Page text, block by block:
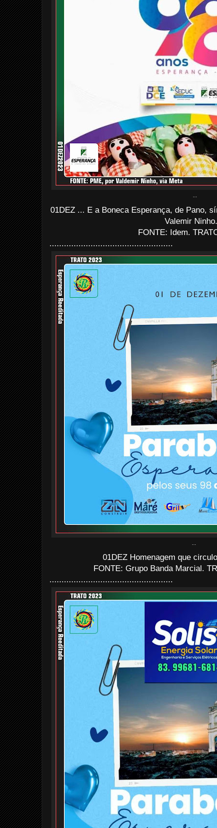
01DEZ ... E a Boneca Esperança, de Pano,
Valemir
FONTE: Idem.
...................................................
01DEZ Homenagem que
FONTE: Grupo Banda Marcial.
...................................................